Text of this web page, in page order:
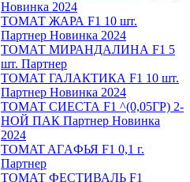
Новинка 2024
ТОМАТ ЖАРА F1 10 шт.
Партнер Новинка 2024
ТОМАТ МИРАНДАЛИНА F1 5
шт. Партнер
ТОМАТ ГАЛАКТИКА F1 10 шт.
Партнер Новинка 2024
ТОМАТ СИЕСТА F1 ^(0,05ГР) 2-
НОЙ ПАК Партнер Новинка
2024
TOMAT AГAФЬЯ F1 0,1 г.
Пapтнep
ТОМАТ ФЕСТИВАЛЬ F1